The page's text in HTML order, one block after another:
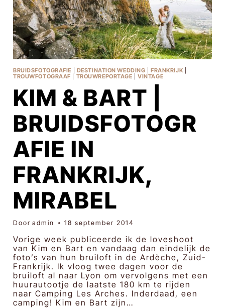
BRUIDSFOTOGRAFIE DESTINATION WEDDING |FRANKRIJK
TROUWFOTOGRAAF
TROUWREPORTAGE |VINTAGE
KIM & BART |
BRUIDSFOTOGR
AFIE IN
FRANKRIJK,
MIRABEL
Door admin 18 september 2014
Vorige week publiceerde ik de loveshoot
van Kim en Bart en vandaag dan eindelijk de
foto’s van hun bruiloft in de Ardèche, Zuid-
Frankrijk. Ik vloog twee dagen voor de
bruiloft al naar Lyon om vervolgens met een
huurautootje de laatste 180 km te rijden
naar Camping Les Arches. Inderdaad, een
camping! Kim en Bart zijn…